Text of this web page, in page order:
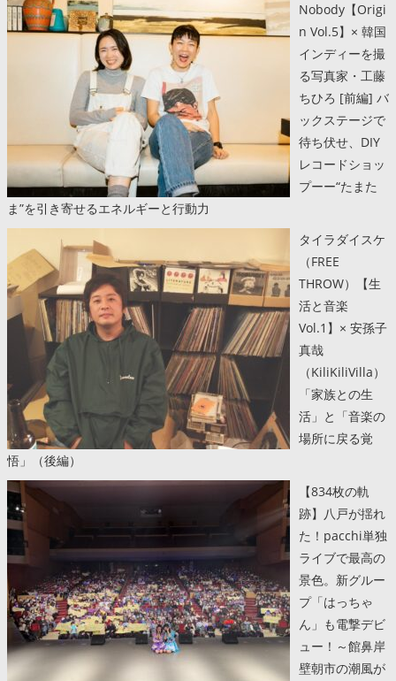
Nobody【Origi
n Vol.5】× 韓国
インディーを撮
る写真家・工藤
ちひろ [前編] バ
ックステージで
待ち伏せ、DIY
レコードショッ
プーー“たまた
ま”を引き寄せるエネルギーと行動力
タイラダイスケ
（FREE
THROW）【生
活と音楽
Vol.1】× 安孫子
真哉
（KiliKiliVilla）
「家族との生
活」と「音楽の
場所に戻る覚
悟」（後編）
【834枚の軌
跡】八戸が揺れ
た！pacchi単独
ライブで最高の
景色。新グルー
プ「はっちゃ
ん」も電撃デビ
ュー！～館鼻岸
壁朝市の潮風が